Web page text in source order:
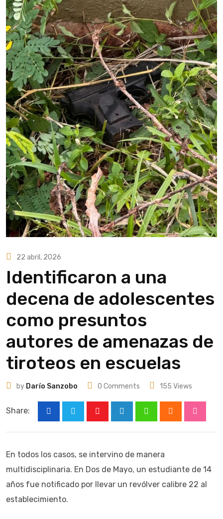
22 abril, 2026
Identificaron a una
decena de adolescentes
como presuntos
autores de amenazas de
tiroteos en escuelas
by Darío Sanzobo 0 Comments 155 Views
Share:
En todos los casos, se intervino de manera
multidisciplinaria. En Dos de Mayo, un estudiante de 14
años fue notificado por llevar un revólver calibre 22 al
establecimiento.